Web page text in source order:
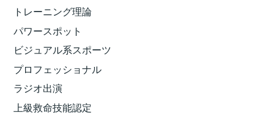
トレーニング理論
パワースポット
ビジュアル系スポーツ
プロフェッショナル
ラジオ出演
上級救命技能認定